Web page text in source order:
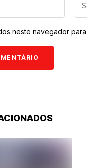
neste navegador